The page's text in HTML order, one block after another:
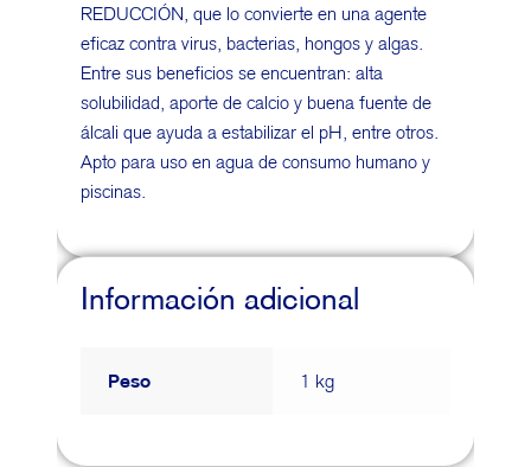
REDUCCIÓN, que lo convierte en una agente
eficaz contra virus, bacterias, hongos y algas.
Entre sus beneficios se encuentran: alta
solubilidad, aporte de calcio y buena fuente de
álcali que ayuda a estabilizar el pH, entre otros.
Apto para uso en agua de consumo humano y
piscinas.
Información adicional
Peso 1 kg